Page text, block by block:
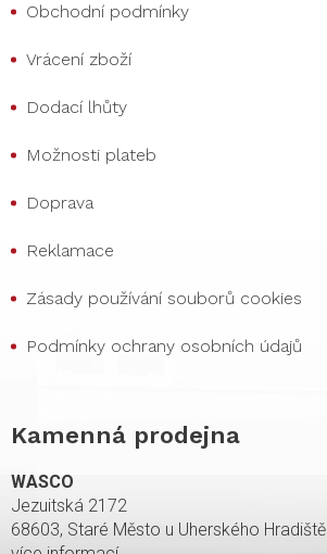
Obchodní podmínky
Vrácení zboží
Dodací lhůty
Možnosti plateb
Doprava
Reklamace
Zásady používání souborů cookies
Podmínky ochrany osobních údajů
Kamenná prodejna
WASCO
Jezuitská 2172
68603, Staré Město u Uherského Hradiště